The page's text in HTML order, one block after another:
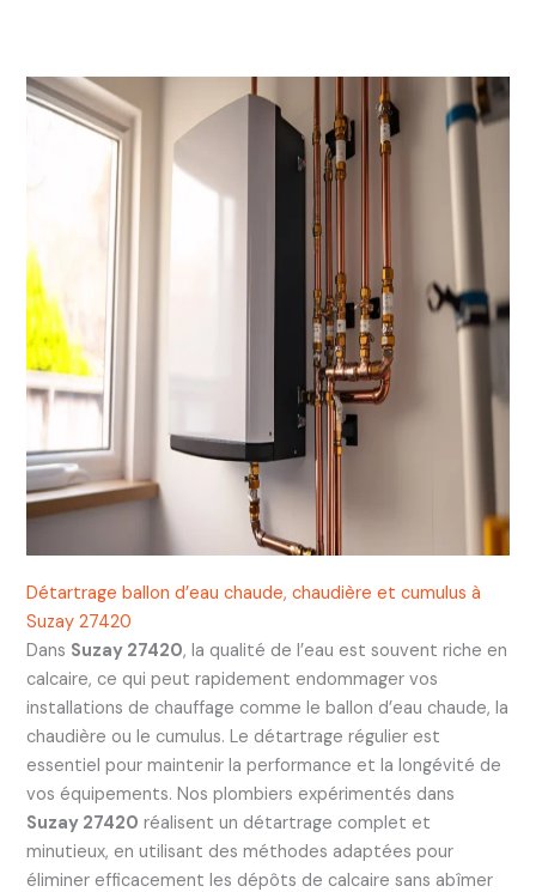
Détartrage ballon d’eau chaude, chaudière et cumulus à
Suzay 27420
Dans Suzay 27420, la qualité de l’eau est souvent riche en
calcaire, ce qui peut rapidement endommager vos
installations de chauffage comme le ballon d’eau chaude, la
chaudière ou le cumulus. Le détartrage régulier est
essentiel pour maintenir la performance et la longévité de
vos équipements. Nos plombiers expérimentés dans
Suzay 27420 réalisent un détartrage complet et
minutieux, en utilisant des méthodes adaptées pour
éliminer efficacement les dépôts de calcaire sans abîmer